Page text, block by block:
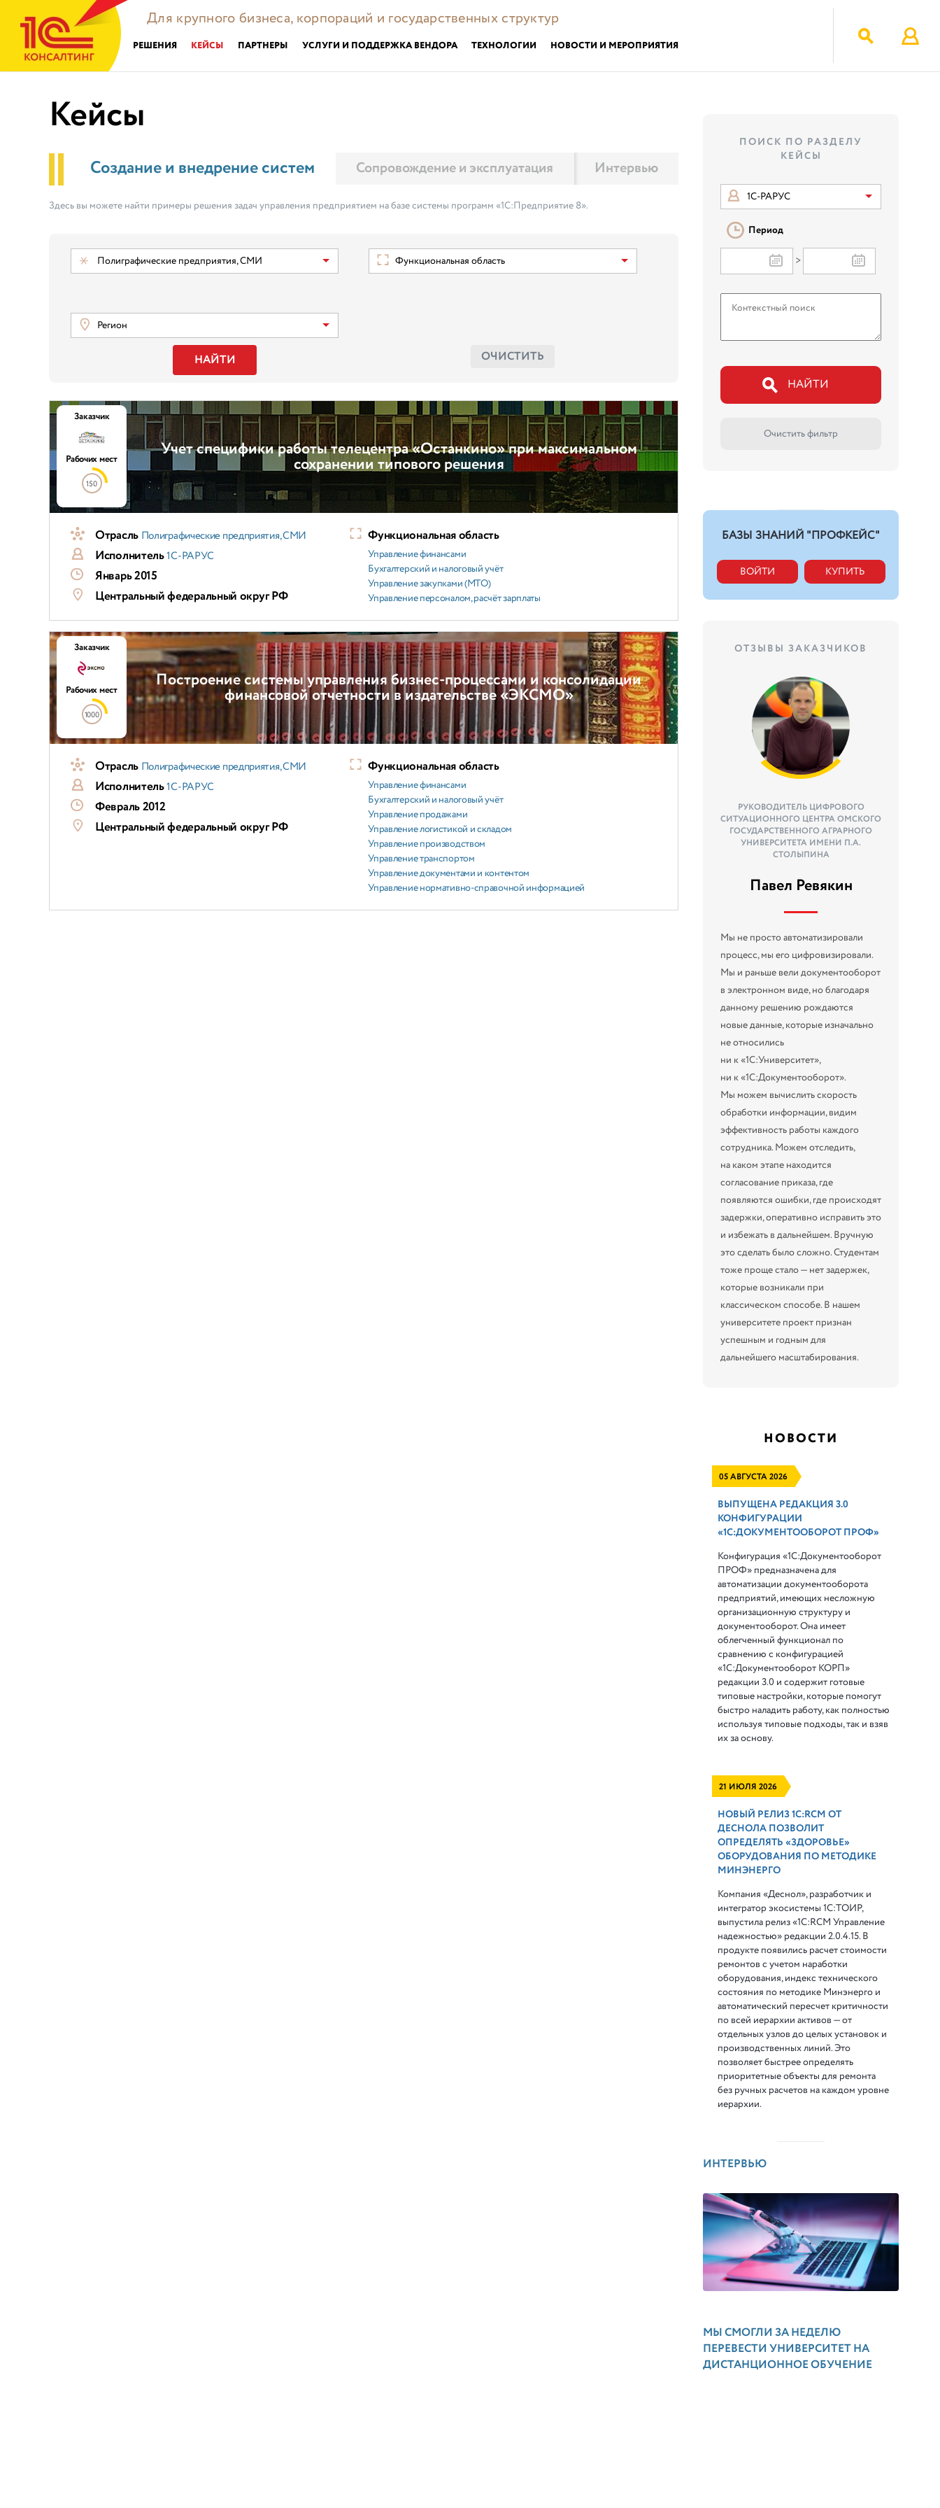
Для крупного бизнеса, корпораций и государственных структур
РЕШЕНИЯ КЕЙСЫ ПАРТНЕРЫ УСЛУГИ И ПОДДЕРЖКА ВЕНДОРА ТЕХНОЛОГИИ НОВОСТИ И МЕРОПРИЯТИЯ
Кейсы
Создание и внедрение систем Сопровождение и эксплуатация Интервью
Здесь вы можете найти примеры решения задач управления предприятием на базе системы программ «1С:Предприятие 8».
Полиграфические предприятия, СМИ
Регион
Функциональная область
НАЙТИ ОЧИСТИТЬ
Учет специфики работы телецентра «Останкино» при максимальном
сохранении типового решения
Заказчик
Рабочих мест
150
Отрасль Полиграфические предприятия, СМИ
Исполнитель1С-РАРУС
Январь 2015
Центральный федеральный округ РФ
Функциональная область
Управление финансами
Бухгалтерский и налоговый учёт
Управление закупками (МТО)
Управление персоналом, расчёт зарплаты
Построение системы управления бизнес-процессами и консолидации
финансовой отчетности в издательстве «ЭКСМО»
Заказчик
Рабочих мест
1000
Отрасль Полиграфические предприятия, СМИ
Исполнитель1С-РАРУС
Февраль 2012
Центральный федеральный округ РФ
Функциональная область
Управление финансами
Бухгалтерский и налоговый учёт
Управление продажами
Управление логистикой и складом
Управление производством
Управление транспортом
Управление документами и контентом
Управление нормативно-справочной информацией
ПОИСК ПО РАЗДЕЛУ
КЕЙСЫ
1С-РАРУС
Период
>
НАЙТИ
Очистить фильтр
БАЗЫ ЗНАНИЙ "ПРОФКЕЙС"
ВОЙТИ КУПИТЬ
ОТЗЫВЫ ЗАКАЗЧИКОВ
РУКОВОДИТЕЛЬ ЦИФРОВОГО
СИТУАЦИОННОГО ЦЕНТРА ОМСКОГО
ГОСУДАРСТВЕННОГО АГРАРНОГО
УНИВЕРСИТЕТА ИМЕНИ П.А.
СТОЛЫПИНА
Павел Ревякин
Мы не просто автоматизировали
процесс, мы его цифровизировали.
Мы и раньше вели документооборот
в электронном виде, но благодаря
данному решению рождаются
новые данные, которые изначально
не относились
ни к «1С:Университет»,
ни к «1С:Документооборот».
Мы можем вычислить скорость
обработки информации, видим
эффективность работы каждого
сотрудника. Можем отследить,
на каком этапе находится
согласование приказа, где
появляются ошибки, где происходят
задержки, оперативно исправить это
и избежать в дальнейшем. Вручную
это сделать было сложно. Студентам
тоже проще стало — нет задержек,
которые возникали при
классическом способе. В нашем
университете проект признан
успешным и годным для
дальнейшего масштабирования.
НОВОСТИ
05 АВГУСТА 2026
ВЫПУЩЕНА РЕДАКЦИЯ 3.0
КОНФИГУРАЦИИ
«1С:ДОКУМЕНТООБОРОТ ПРОФ»
Конфигурация «1С:Документооборот
ПРОФ» предназначена для
автоматизации документооборота
предприятий, имеющих несложную
организационную структуру и
документооборот. Она имеет
облегченный функционал по
сравнению с конфигурацией
«1С:Документооборот КОРП»
редакции 3.0 и содержит готовые
типовые настройки, которые помогут
быстро наладить работу, как полностью
используя типовые подходы, так и взяв
их за основу.
21 ИЮЛЯ 2026
НОВЫЙ РЕЛИЗ 1С:RCM ОТ
ДЕСНОЛА ПОЗВОЛИТ
ОПРЕДЕЛЯТЬ «ЗДОРОВЬЕ»
ОБОРУДОВАНИЯ ПО МЕТОДИКЕ
МИНЭНЕРГО
Компания «Деснол», разработчик и
интегратор экосистемы 1С:ТОИР,
выпустила релиз «1С:RCM Управление
надежностью» редакции 2.0.4.15. В
продукте появились расчет стоимости
ремонтов с учетом наработки
оборудования, индекс технического
состояния по методике Минэнерго и
автоматический пересчет критичности
по всей иерархии активов — от
отдельных узлов до целых установок и
производственных линий. Это
позволяет быстрее определять
приоритетные объекты для ремонта
без ручных расчетов на каждом уровне
иерархии.
ИНТЕРВЬЮ
МЫ СМОГЛИ ЗА НЕДЕЛЮ
ПЕРЕВЕСТИ УНИВЕРСИТЕТ НА
ДИСТАНЦИОННОЕ ОБУЧЕНИЕ